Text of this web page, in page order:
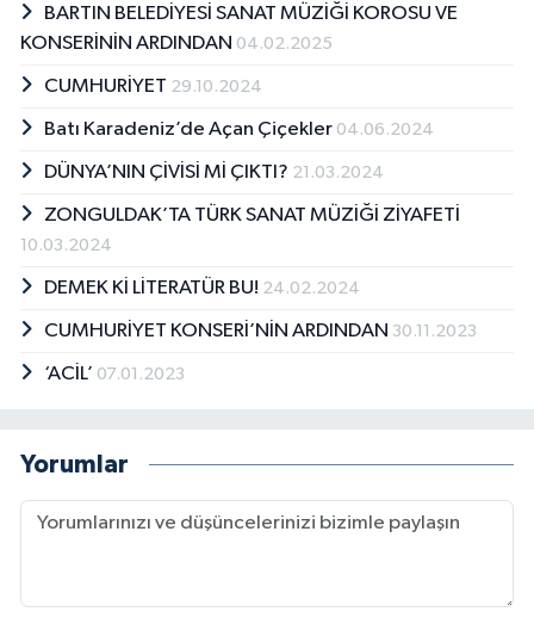
BARTIN BELEDİYESİ SANAT MÜZİĞİ KOROSU VE
KONSERİNİN ARDINDAN 04.02.2025
CUMHURİYET 29.10.2024
Batı Karadeniz’de Açan Çiçekler 04.06.2024
DÜNYA’NIN ÇİVİSİ Mİ ÇIKTI? 21.03.2024
ZONGULDAK’TA TÜRK SANAT MÜZİĞİ ZİYAFETİ
10.03.2024
DEMEK Kİ LİTERATÜR BU! 24.02.2024
CUMHURİYET KONSERİ’NİN ARDINDAN 30.11.2023
‘ACİL’ 07.01.2023
Yorumlar